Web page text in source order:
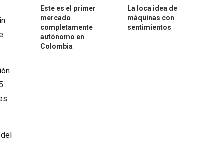
Este es el primer
mercado
completamente
autónomo en
Colombia
La loca idea de
máquinas con
sentimientos